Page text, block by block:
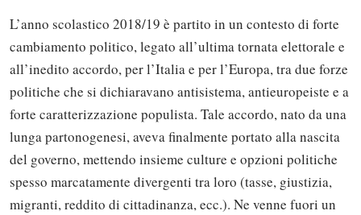
L’anno scolastico 2018/19 è partito in un contesto di forte
cambiamento politico, legato all’ultima tornata elettorale e
all’inedito accordo, per l’Italia e per l’Europa, tra due forze
politiche che si dichiaravano antisistema, antieuropeiste e a
forte caratterizzazione populista. Tale accordo, nato da una
lunga partonogenesi, aveva finalmente portato alla nascita
del governo, mettendo insieme culture e opzioni politiche
spesso marcatamente divergenti tra loro (tasse, giustizia,
migranti, reddito di cittadinanza, ecc.). Ne venne fuori un